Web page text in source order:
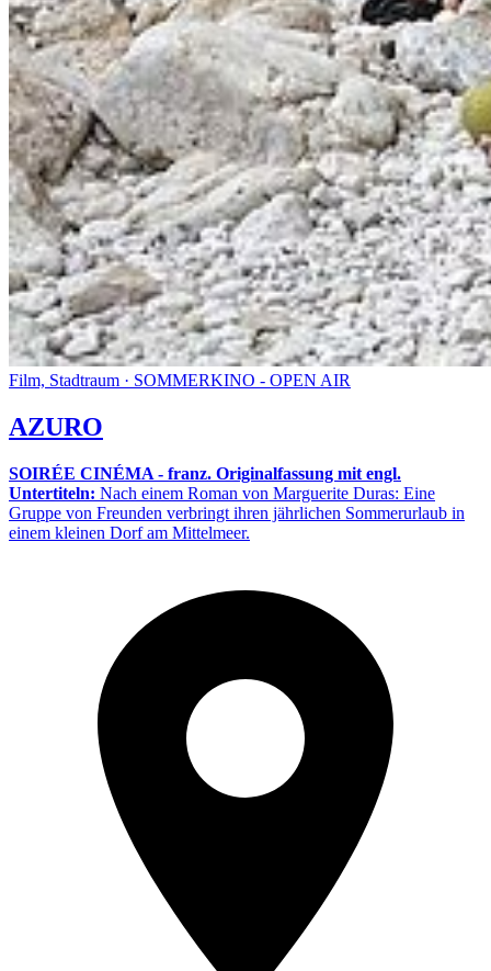
Film, Stadtraum · SOMMERKINO - OPEN AIR
AZURO
SOIRÉE CINÉMA - franz. Originalfassung mit engl.
Untertiteln: Nach einem Roman von Marguerite Duras: Eine
Gruppe von Freunden verbringt ihren jährlichen Sommerurlaub in
einem kleinen Dorf am Mittelmeer.